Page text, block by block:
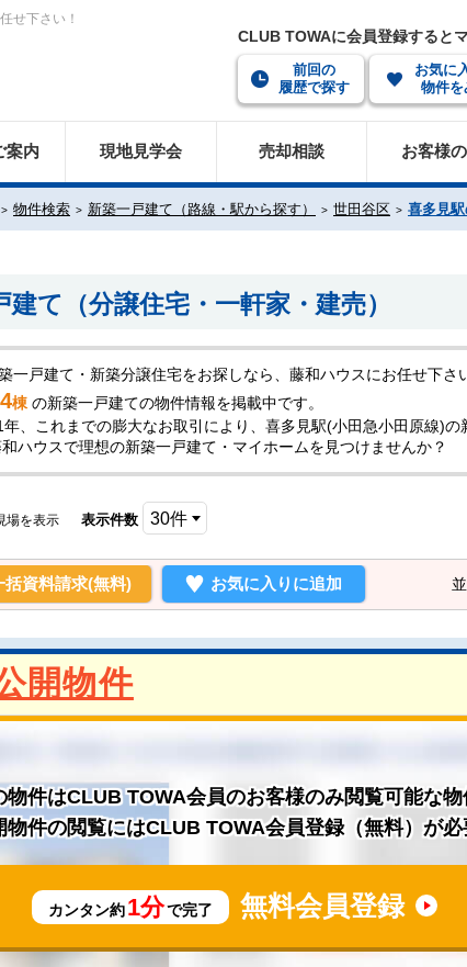
せ下さい！
CLUB TOWAに会員登録すると
前回の
履歴で探す
お気に
物件を
案内 現地見学会 売却相談 お客様
物件検索 新築一戸建て（路線・駅から探す） 世田谷区 喜多見
て（分譲住宅・一軒家・建売）
一戸建て・新築分譲住宅をお探しなら、藤和ハウスにお任せ下さ
4棟 の新築一戸建ての物件情報を掲載中です。
、これまでの膨大なお取引により、喜多見駅(小田急小田原線)
ハウスで理想の新築一戸建て・マイホームを見つけませんか？
場を表示 表示件数
括資料請求(無料) お気に入りに追加
開物件
物件はCLUB TOWA会員のお客様のみ閲覧可能な物
物件の閲覧にはCLUB TOWA会員登録（無料）が必
1分 無料会員登録